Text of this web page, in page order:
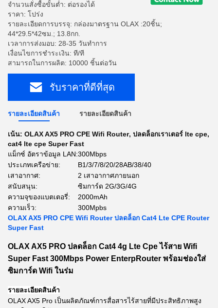
จำนวนสั่งซื้อขั้นต่ำ: ต่อรองได้
ราคา: โปร่ง
รายละเอียดการบรรจุ: กล่องมาตรฐาน OLAX :20ชิ้น;
44*29.5*42ซม.; 13.8กก.
เวลาการส่งมอบ: 28-35 วันทำการ
เงื่อนไขการชำระเงิน: ที/ที
สามารถในการผลิต: 10000 ชิ้นต่อวัน
รับราคาที่ดีที่สุด
รายละเอียดสินค้า รายละเอียดสินค้า
เน้น: OLAX AX5 PRO CPE Wifi Router, ปลดล็อกเราเตอร์ lte cpe,
cat4 lte cpe Super Fast
แม็กซ์ อัตราข้อมูล LAN:300Mbps
ประเภทเครือข่าย:
B1/3/7/8/20/28AB/38/40
เสาอากาศ:
2 เสาอากาศภายนอก
สนับสนุน:
ซิมการ์ด 2G/3G/4G
ความจุของแบตเตอรี่:
2000mAh
ความเร็ว:
300Mpbs
OLAX AX5 PRO CPE Wifi Router ปลดล็อก Cat4 Lte CPE Router
Super Fast
OLAX AX5 PRO ปลดล็อก Cat4 4g Lte Cpe ไร้สาย Wifi
Super Fast 300Mbps Power EnterpRouter พร้อมช่องใส่
ซิมการ์ด Wifi ในร่ม
รายละเอียดสินค้า
OLAX AX5 Pro เป็นผลิตภัณฑ์การสื่อสารไร้สายที่มีประสิทธิภาพสูง